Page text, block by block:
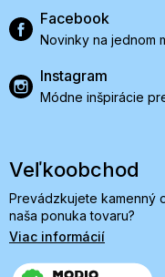
Facebook
Novinky na jednom
Instagram
Módne inšpirácie
Veľkoobchod
Prevádzkujete kamenný
naša ponuka tovaru?
Viac informácií